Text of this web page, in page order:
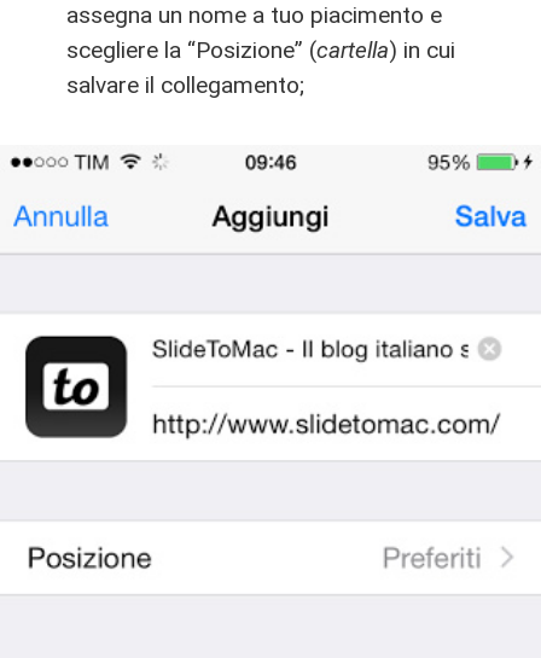
assegna un nome a tuo piacimento e
scegliere la “Posizione” (cartella) in cui
salvare il collegamento;